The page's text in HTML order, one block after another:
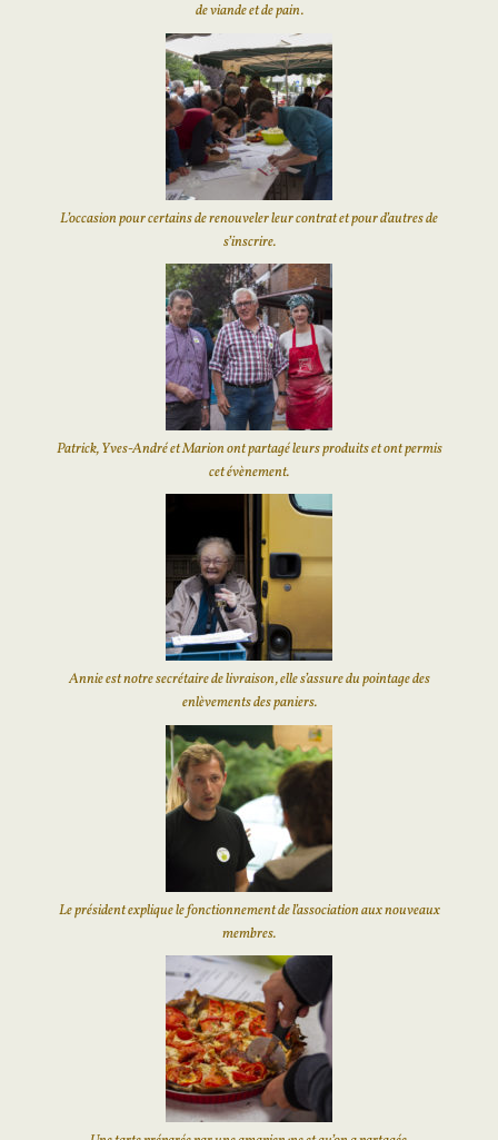
de viande et de pain.
L’occasion pour certains de renouveler leur contrat et pour d’autres de
s’inscrire.
Patrick, Yves-André et Marion ont partagé leurs produits et ont permis
cet évènement.
Annie est notre secrétaire de livraison, elle s’assure du pointage des
enlèvements des paniers.
Le président explique le fonctionnement de l’association aux nouveaux
membres.